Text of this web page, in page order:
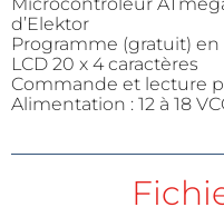
d’Elektor
Programme (gratuit) en
LCD 20 x 4 caractères
Commande et lecture
Alimentation : 12 à 18